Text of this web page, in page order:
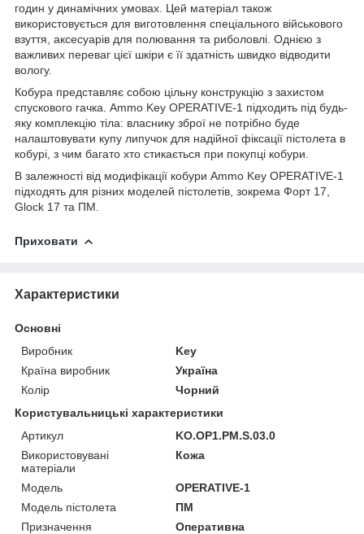
годин у динамічних умовах. Цей матеріал також
використовується для виготовлення спеціального військового
взуття, аксесуарів для полювання та риболовлі. Однією з
важливих переваг цієї шкіри є її здатність швидко відводити
вологу.
Кобура представляє собою цільну конструкцію з захистом
спускового гачка. Ammo Key OPERATIVE-1 підходить під будь-
яку комплекцію тіла: власнику зброї не потрібно буде
налаштовувати купу липучок для надійної фіксації пістолета в
кобурі, з чим багато хто стикається при покупці кобури.
В залежності від модифікації кобури Ammo Key OPERATIVE-1
підходять для різних моделей пістолетів, зокрема Форт 17,
Glock 17 та ПМ.
Приховати
Характеристики
Основні
Виробник
Key
Країна виробник
Україна
Колір
Чорний
Користувальницькі характеристики
Артикул
KO.OP1.PM.S.03.0
Використовувані
матеріали
Кожа
Мoдель
OPERATIVE-1
Модель пістолета
ПМ
Призначення
Оперативна